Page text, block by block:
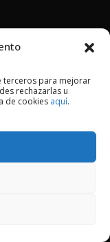
terceros para mejorar
rechazarlas u
de cookies aquí.
SL
COOKIES